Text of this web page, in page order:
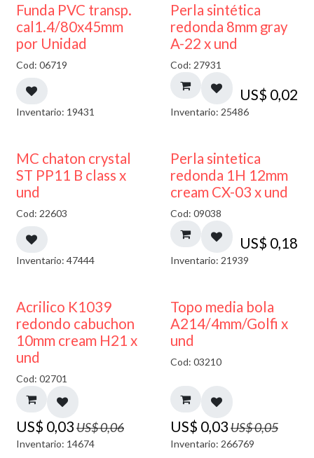
Funda PVC transp.
cal1.4/80x45mm
por Unidad
Cod: 06719
Inventario: 19431
Perla sintética
redonda 8mm gray
A-22 x und
Cod: 27931
US$ 0,02
Inventario: 25486
MC chaton crystal
ST PP11 B class x
und
Cod: 22603
Inventario: 47444
Perla sintetica
redonda 1H 12mm
cream CX-03 x und
Cod: 09038
US$ 0,18
Inventario: 21939
50% DESCUENTO
Acrilico K1039
redondo cabuchon
10mm cream H21 x
und
Cod: 02701
US$ 0,03US$0,06
Inventario: 14674
40% DESCUENTO
Topo media bola
A214/4mm/Golfi x
und
Cod: 03210
US$ 0,03US$0,05
Inventario: 266769